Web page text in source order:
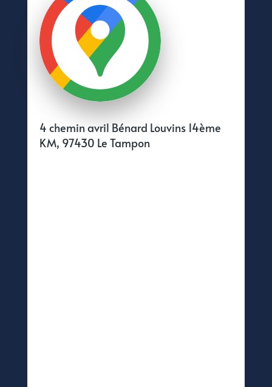
4 chemin avril Bénard Louvins 14ème
KM, 97430 Le Tampon